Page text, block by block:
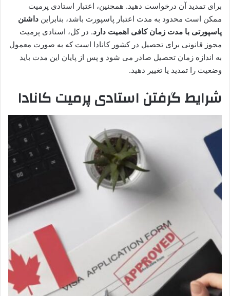
برای تمدید آن درخواست دهید. همچنین، اعتبار استادی پرمیت
ممکن است محدود به مدت اعتبار پاسپورت باشد، بنابراین داشتن
پاسپورتی با مدت زمان کافی اهمیت دارد. در کل، استادی پرمیت
مجوز قانونی برای تحصیل در کشور کانادا است که به صورت معمول
به اندازه زمان تحصیل صادر می‌ شود و پس از پایان این مدت باید
وضعیت را تمدید یا تغییر دهید.
شرایط گرفتن استادی پرمیت کانادا